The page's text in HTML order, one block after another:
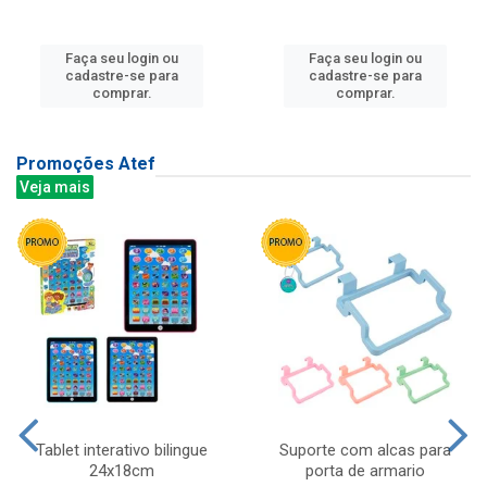
Faça seu login ou
cadastre-se para
comprar.
Faça seu login ou
cadastre-se para
comprar.
Promoções Atef
Veja mais
Tablet interativo bilingue
24x18cm
Suporte com alcas para
porta de armario